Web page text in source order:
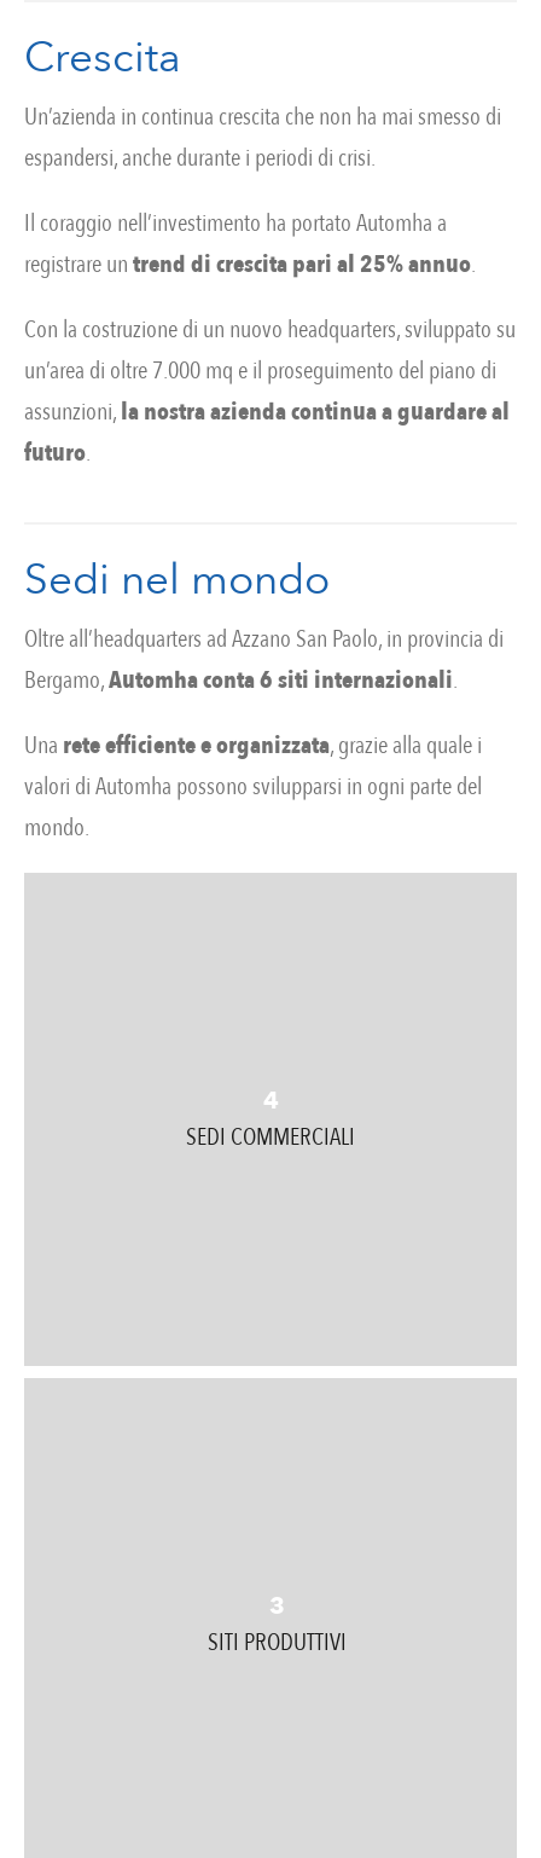
Crescita
Un’azienda in continua crescita che non ha mai smesso di
espandersi, anche durante i periodi di crisi.
Il coraggio nell’investimento ha portato Automha a
registrare untrend di crescita pari al 25% annuo.
Con la costruzione di un nuovo headquarters, sviluppato su
un’area di oltre 7.000 mq e il proseguimento del piano di
assunzioni,la nostra azienda continua a guardare al
futuro.
Sedi nel mondo
Oltre all’headquarters ad Azzano San Paolo, in provincia di
Bergamo,Automha conta 6 siti internazionali.
Una rete efficiente e organizzata, grazie alla quale i
valori di Automha possono svilupparsi in ogni parte del
mondo.
4
SEDI COMMERCIALI
3
SITI PRODUTTIVI